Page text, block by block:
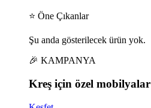
⭐ Öne Çıkanlar
Şu anda gösterilecek ürün yok.
🎉 KAMPANYA
Kreş için özel mobilyalar